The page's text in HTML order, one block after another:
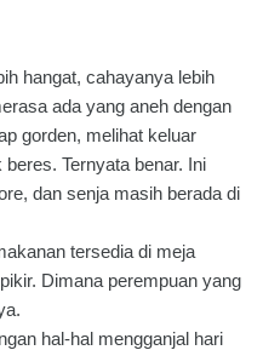
hangat, cahayanya lebih
ada yang aneh dengan
gorden, melihat keluar
Ternyata benar. Ini
dan senja masih berada di
tersedia di meja
Dimana perempuan yang
hal-hal mengganjal hari